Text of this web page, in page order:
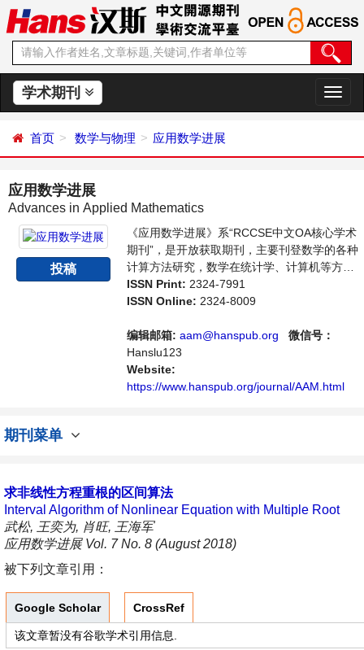
学术期刊
切
换
首页 数学与物理 应用数学进展
应用数学进展
Advances in Applied Mathematics
投稿
《应用数学进展》系“RCCSE中文OA核心学术
期刊”，是开放获取期刊，主要刊登数学的各种
计算方法研究，数学在统计学、计算机等方面
应用的学术论文和成果评述。本刊支持思想创
新、学术创新，倡导科学，繁荣学术，集学术
家、学者、科研人员提供一个传播、分享和讨
论应用数学领域内不同方向问题与发展的交流
平台。
ISSN Print: 2324-7991
ISSN Online: 2324-8009
编辑邮箱: aam@hanspub.org
微信号：
Hanslu123
Website:
https://www.hanspub.org/journal/AAM.html
期刊菜单
求非线性方程重根的区间算法
Interval Algorithm of Nonlinear Equation with Multiple Root
武松, 王奕为, 肖旺, 王海军
应用数学进展 Vol. 7 No. 8 (August 2018)
被下列文章引用：
Google Scholar CrossRef
该文章暂没有谷歌学术引用信息.